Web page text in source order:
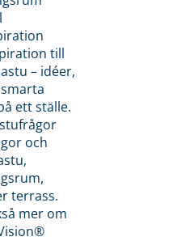
till
– idéer,
ett ställe.
och
terrass.
mer om